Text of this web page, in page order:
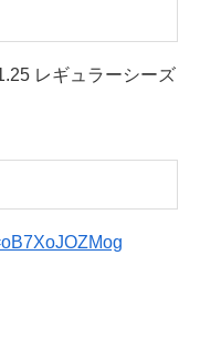
レギュラーシーズ